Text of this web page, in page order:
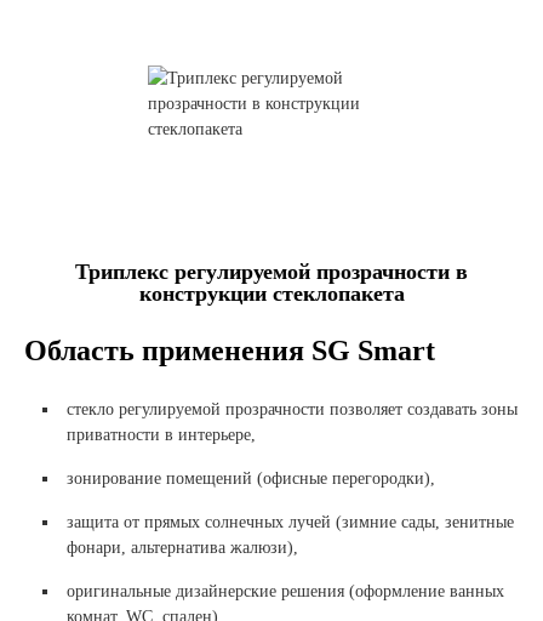
Триплекс регулируемой прозрачности в
конструкции стеклопакета
Область применения SG Smart
стекло регулируемой прозрачности позволяет создавать зоны
приватности в интерьере,
зонирование помещений (офисные перегородки),
защита от прямых солнечных лучей (зимние сады, зенитные
фонари, альтернатива жалюзи),
оригинальные дизайнерские решения (оформление ванных
комнат, WC, спален),